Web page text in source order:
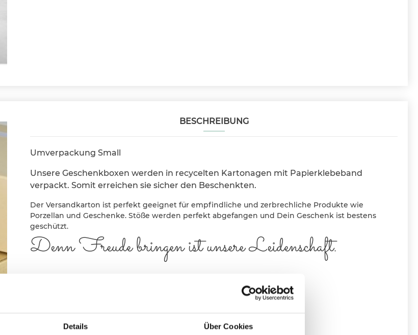
Details Über Cookies
BESCHREIBUNG
Umverpackung Small
Unsere Geschenkboxen werden in recycelten Kartonagen mit Papierklebeband
verpackt. Somit erreichen sie sicher den Beschenkten.
Der Versandkarton ist perfekt geeignet für empfindliche und zerbrechliche Produkte wie
Porzellan und Geschenke. Stöße werden perfekt abgefangen und Dein Geschenk ist bestens
geschützt.
Denn Freude bringen ist unsere Leidenschaft.